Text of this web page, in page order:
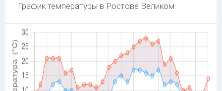
График температуры в Ростове Великом